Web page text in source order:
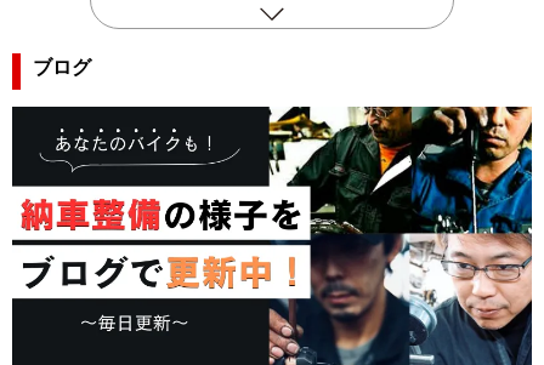
ブログ